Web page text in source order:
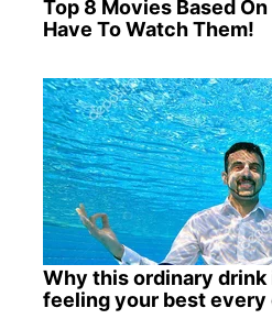
Top 8 Movies Based On
Have To Watch Them!
Why this ordinary
feeling your best every